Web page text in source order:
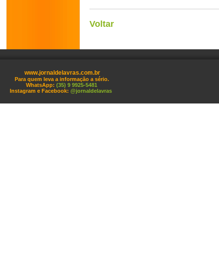
Voltar
www.jornaldelavras.com.br
Para quem leva a informação a sério.
WhatsApp: (35) 9 9925-5481
Instagram e Facebook: @jornaldelavras